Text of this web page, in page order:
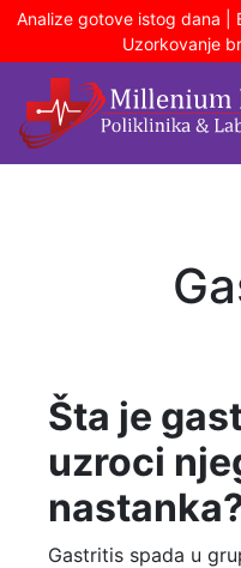
Analize gotove istog dana |
Uzorkovanje
Šta je
uzroci
Gastritis spada u